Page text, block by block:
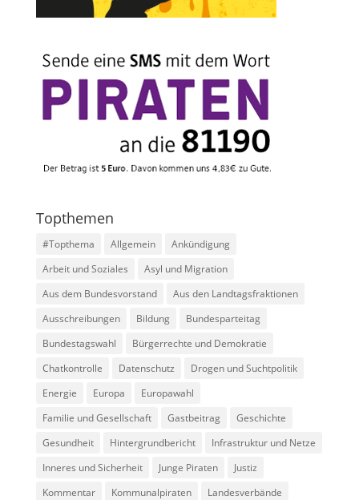
Topthemen
#Topthema Allgemein
Ankündigung
Arbeit und Soziales
Asyl und Migration
Aus dem Bundesvorstand
Aus den Landtagsfraktionen
Ausschreibungen
Bildung
Bundesparteitag
Bundestagswahl
Bürgerrechte und Demokratie
Chatkontrolle
Datenschutz
Drogen und Suchtpolitik
Energie
Europa
Europawahl
Familie und Gesellschaft
Gastbeitrag
Geschichte
Gesundheit
Hintergrundbericht
Infrastruktur und Netze
Inneres und Sicherheit
Junge Piraten
Justiz
Kommentar
Kommunalpiraten
Landesverbände